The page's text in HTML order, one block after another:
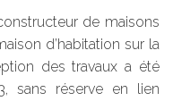
de maisons
d’habitation sur la
des travaux a été
sans réserve en lien